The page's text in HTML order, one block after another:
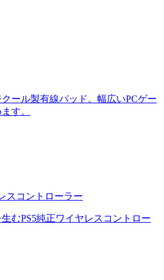
ール製有線パッド。幅広いPCゲー
す。
スコントローラー
むPS5純正ワイヤレスコントロー